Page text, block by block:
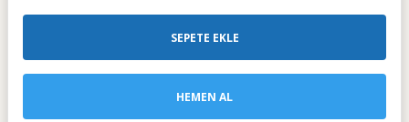
SEPETE EKLE
HEMEN AL